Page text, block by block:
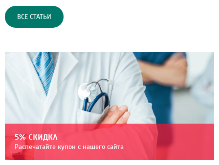
ВСЕ СТАТЬИ
5% СКИДКА
Распечатайте купон с нашего сайта